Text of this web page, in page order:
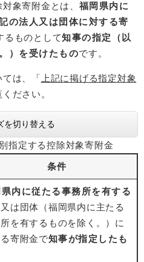
象寄附金とは、 福岡県内に
の法人又は団体に対する寄
るものとして知事の指定（以
）を受けたものです。
は、「 上記に掲げる指定対象
ださい。
を切り替える
指定する控除対象寄附金
条件
内に従たる事務所を有する
は団体（福岡県内に主たる
を有するものを除く。）に
寄附金で知事が指定したも